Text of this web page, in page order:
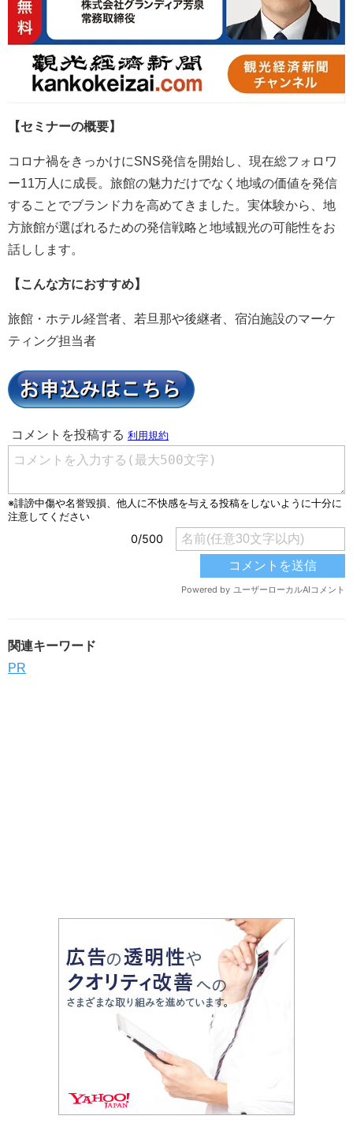
【セミナーの概要】
コロナ禍をきっかけにSNS発信を開始し、現在総フォロワ
ー11万人に成長。旅館の魅力だけでなく地域の価値を発信
することでブランド力を高めてきました。実体験から、地
方旅館が選ばれるための発信戦略と地域観光の可能性をお
話しします。
【こんな方におすすめ】
旅館・ホテル経営者、若旦那や後継者、宿泊施設のマーケ
ティング担当者
関連キーワード
PR